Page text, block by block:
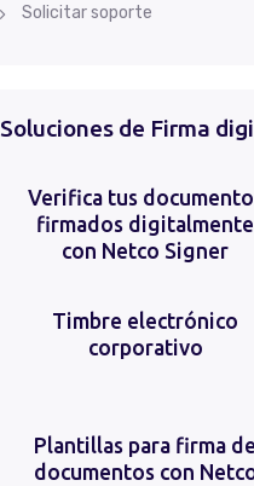
Solicitar soporte
Soluciones de Firma
Verifica tus
firmados digitalmente
con Netco Signer
Timbre electrónico
corporativo
Plantillas para firma de
documentos con